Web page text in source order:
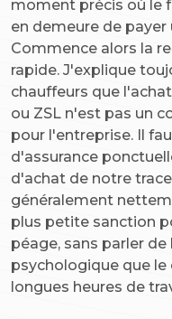
moment précis où le
en demeure de
Commence alors la
rapide. J'explique
chauffeurs que
ou ZSL n'est pas un
pour l'entreprise. Il
d'assurance
d'achat de notre
généralement
plus petite sanction
péage, sans parler
psychologique que
longues heures de